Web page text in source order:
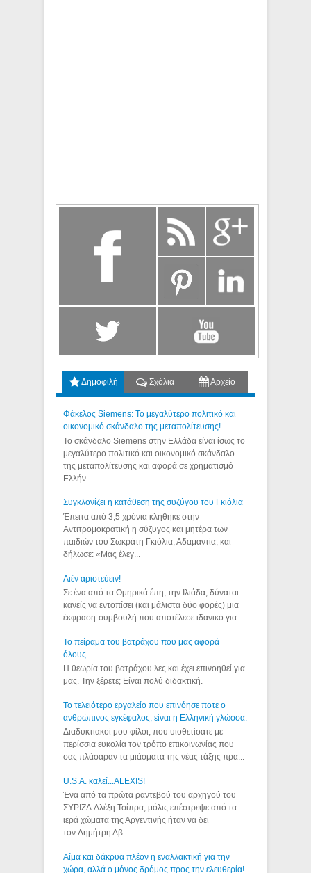
Δημοφιλή Σχόλια Αρχείο
Φάκελος Siemens: Το μεγαλύτερο πολιτικό και
οικονομικό σκάνδαλο της μεταπολίτευσης!
Το σκάνδαλο Siemens στην Ελλάδα είναι ίσως το
μεγαλύτερο πολιτικό και οικονομικό σκάνδαλο
της μεταπολίτευσης και αφορά σε χρηματισμό
Ελλήν...
Συγκλονίζει η κατάθεση της συζύγου του Γκιόλια
Έπειτα από 3,5 χρόνια κλήθηκε στην
Αντιτρομοκρατική η σύζυγος και μητέρα των
παιδιών του Σωκράτη Γκιόλια, Αδαμαντία, και
δήλωσε: «Μας έλεγ...
Aιέν αριστεύειν!
Σε ένα από τα Ομηρικά έπη, την Ιλιάδα, δύναται
κανείς να εντοπίσει (και μάλιστα δύο φορές) μια
έκφραση-συμβουλή που αποτέλεσε ιδανικό για...
Το πείραμα του βατράχου που μας αφορά
όλους...
Η θεωρία του βατράχου λες και έχει επινοηθεί για
μας. Την ξέρετε; Είναι πολύ διδακτική.
Το τελειότερο εργαλείο που επινόησε ποτε ο
ανθρώπινος εγκέφαλος, είναι η Ελληνική γλώσσα.
Διαδυκτιακοί μου φίλοι, που υιοθετίσατε με
περίσσια ευκολία τον τρόπο επικοινωνίας που
σας πλάσαραν τα μιάσματα της νέας τάξης πρα...
U.S.A. καλεί...ALEXIS!
Ένα από τα πρώτα ραντεβού του αρχηγού του
ΣΥΡΙΖΑ Αλέξη Τσίπρα, μόλις επέστρεψε από τα
ιερά χώματα της Αργεντινής ήταν να δει
τον Δημήτρη Αβ...
Αίμα και δάκρυα πλέον η εναλλακτική για την
χώρα, αλλά ο μόνος δρόμος προς την ελευθερία!